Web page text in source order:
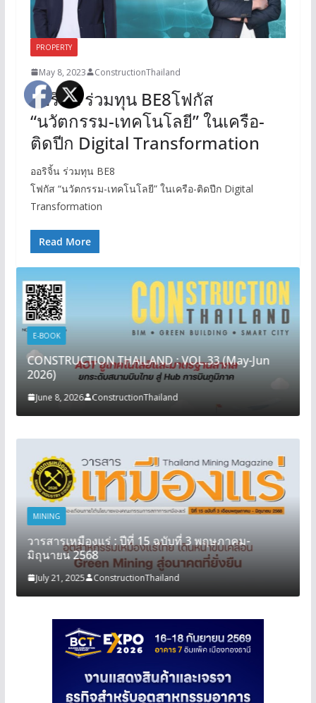
PROPERTY
May 8, 2023 ConstructionThailand
ออริจิ้น ร่วมทุน BE8โฟกัส
“นวัตกรรม-เทคโนโลยี” ในเครือ-
ติดปีก Digital Transformation
ออริจิ้น ร่วมทุน BE8
โฟกัส “นวัตกรรม-เทคโนโลยี” ในเครือ-ติดปีก Digital
Transformation
Read More
E-BOOK
CONSTRUCTION THAILAND : VOL.33 (May-Jun
2026)
June 8, 2026 ConstructionThailand
MINING
วารสารเหมืองแร่ : ปีที่ 15 ฉบับที่ 3 พฤษภาคม-
มิถุนายน 2568
July 21, 2025 ConstructionThailand